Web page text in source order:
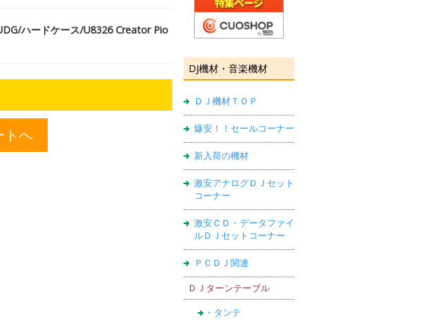
DJ機材・音楽機材
ＤＪ機材ＴＯＰ
爆安！！セールコーナー
新入荷の機材
激安アナログＤＪセット
コーナー
激安ＣＤ・データファイ
ルＤＪセットコーナー
ＰＣＤＪ関連
ＤＪターンテーブル
・タンテ
ハードケース/U8326 Creator Pio